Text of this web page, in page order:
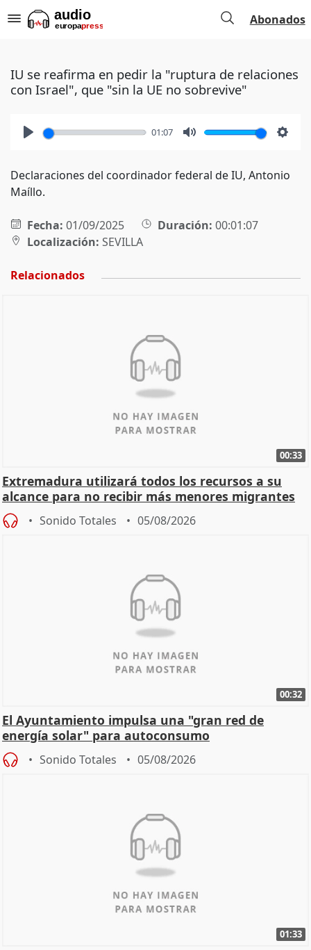
Abonados
IU se reafirma en pedir la "ruptura de relaciones
con Israel", que "sin la UE no sobrevive"
01:07
Declaraciones del coordinador federal de IU, Antonio
Maíllo.
Fecha: 01/09/2025 Duración: 00:01:07
Localización: SEVILLA
Relacionados
00:33
Extremadura utilizará todos los recursos a su
alcance para no recibir más menores migrantes
Sonido Totales 05/08/2026
00:32
El Ayuntamiento impulsa una "gran red de
energía solar" para autoconsumo
Sonido Totales 05/08/2026
01:33